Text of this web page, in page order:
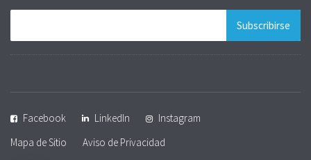
Facebook LinkedIn
Instagram
Mapa de Sitio
Aviso de Privacidad